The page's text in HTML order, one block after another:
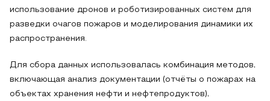
использование дронов и роботизированных систем для
разведки очагов пожаров и моделирования динамики их
распространения.
Для сбора данных использовалась комбинация методов,
включающая анализ документации (отчёты о пожарах на
объектах хранения нефти и нефтепродуктов),